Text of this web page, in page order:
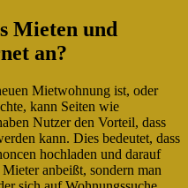
Mieten und
an?
Mietwohnung ist, oder
kann Seiten wie
Nutzer den Vorteil, dass
kann. Dies bedeutet, dass
hochladen und darauf
anbeißt, sondern man